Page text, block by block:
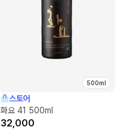
500ml
스토어
화요 41 500ml
32,000